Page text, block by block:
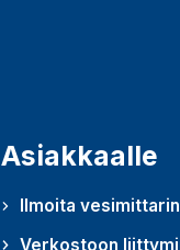
Asiakkaalle
Ilmoita
Verkostoon